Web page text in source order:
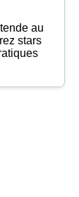
au
stars